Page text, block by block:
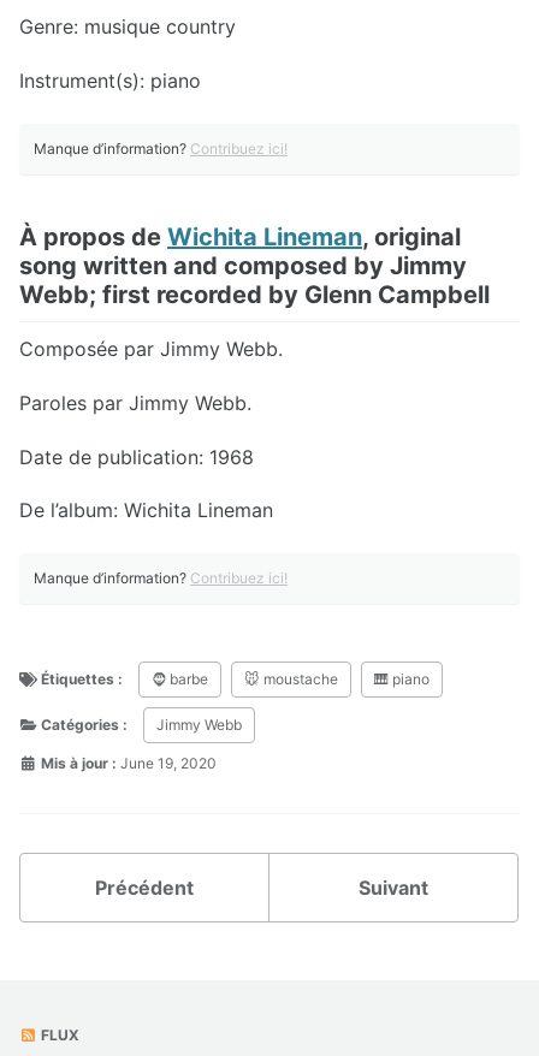
Genre: musique country
Instrument(s): piano
Manque d’information? Contribuez ici!
À propos de Wichita Lineman, original
song written and composed by Jimmy
Webb; first recorded by Glenn Campbell
Composée par Jimmy Webb.
Paroles par Jimmy Webb.
Date de publication: 1968
De l’album: Wichita Lineman
Manque d’information? Contribuez ici!
Étiquettes : 🧔 barbe 🐭 moustache 🎹 piano
Catégories : Jimmy Webb
Mis à jour : June 19, 2020
Précédent Suivant
FLUX